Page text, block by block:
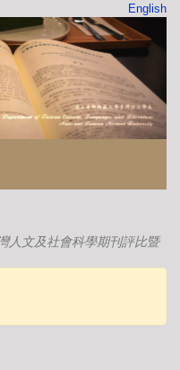
English
人文及社會科學期刊評比暨